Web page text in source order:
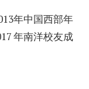
年中国西部年
年南洋校友成